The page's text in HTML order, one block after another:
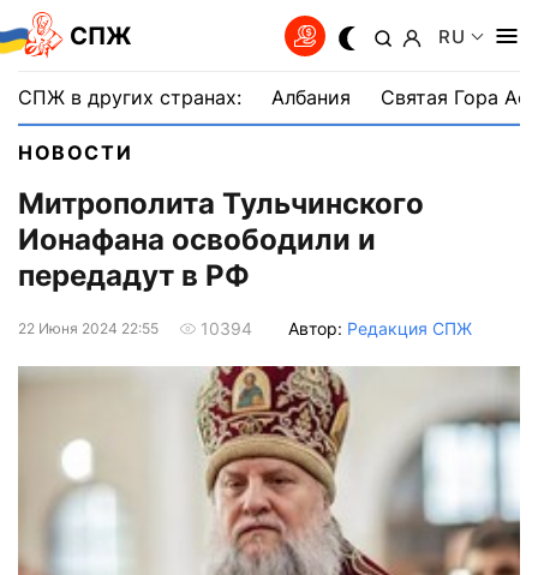
СПЖ RU
СПЖ в других странах: Албания Святая Гора
НОВОСТИ
Митрополита Тульчинского
Ионафана освободили и
передадут в РФ
22 Июня 2024 22:55 10394 Автор: Редакция СПЖ